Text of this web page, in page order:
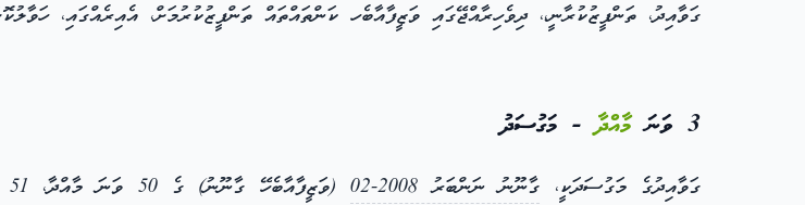
ގަވާއިދު، ތަންފީޒުކުރާނީ،، ދިވެހިރާއްޖޭގައި ވަޒީފާއާބެހ ކަންތައްތައް ތަންފީޒުކުރުމަށް، އެއިރެއްގައި،
3 ވަނަ މާއްދާ- މަގުސަދު
ގަވާއިދުގެ މަގުސަދަކީ، ގާނޫނު ނަންބަރު 2008-02 (ވަޒީފާއާބެހޭ ގާނޫނު) ގެ 50 ވަނަ މާއްދާ، 51 ވަނަ މއްދާ 52 ވަނަ މާއްދާ، އަދި 53 ވަނަ މާއްދާގެ ދަށުން